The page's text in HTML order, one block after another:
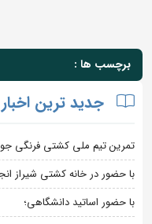
برچسب ها :
جدید ترین
تمرین تیم ملی کشتی فرنگی
با حضور در خانه کشتی شیراز
با حضور اساتید دانشگاهی؛